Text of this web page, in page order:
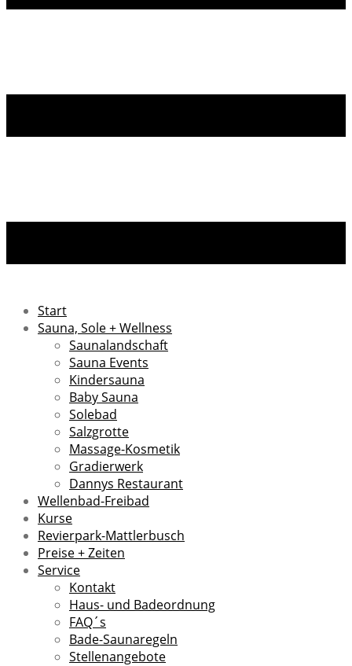
Start
Sauna, Sole + Wellness
Saunalandschaft
Sauna Events
Kindersauna
Baby Sauna
Solebad
Salzgrotte
Massage-Kosmetik
Gradierwerk
Dannys Restaurant
Wellenbad-Freibad
Kurse
Revierpark-Mattlerbusch
Preise + Zeiten
Service
Kontakt
Haus- und Badeordnung
FAQ´s
Bade-Saunaregeln
Stellenangebote